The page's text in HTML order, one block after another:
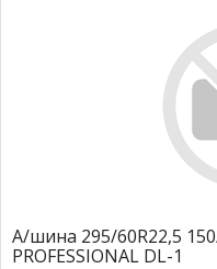
А/шина 295/60R22,5
PROFESSIONAL DL-1